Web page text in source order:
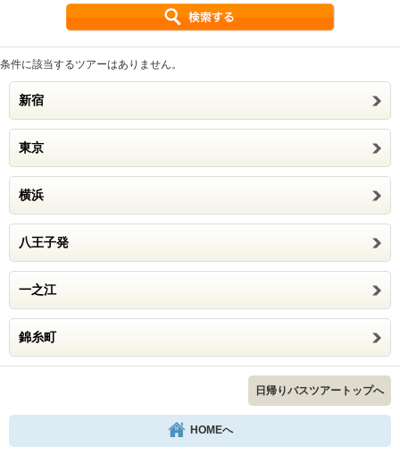
条件に該当するツアーはありません。
新宿
東京
横浜
八王子発
一之江
錦糸町
日帰りバスツアートップへ
HOMEへ